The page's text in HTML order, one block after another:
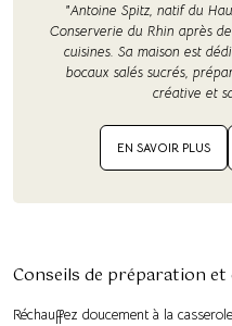
"Antoine Spitz, natif du
Conserverie du Rhin après
cuisines. Sa maison est
bocaux salés sucrés,
créative et
EN SAVOIR PLUS
Conseils de préparation
Réchauffez doucement à la